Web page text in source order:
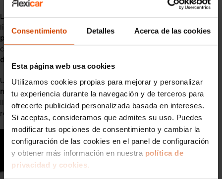
Consentimiento Detalles Acerca de las cookies
Esta página web usa cookies
Utilizamos cookies propias para mejorar y personalizar
tu experiencia durante la navegación y de terceros para
ofrecerte publicidad personalizada basada en intereses.
Si aceptas, consideramos que admites su uso. Puedes
modificar tus opciones de consentimiento y cambiar la
configuración de las cookies en el panel de configuración
y obtener más información en nuestra política de
privacidad y cookies.
La reparación del cigüeñal no es algo que deba tomarse a la
ligera ya que es un
procedimiento técnico que requiere de
profesionales cualificados
correctamente al tratarse de una de las
del motor
Un cigüeñal defectuoso puede causarserios problemas en el
motor, como un desequilibrio en el movimiento, lo que podría
llevar a fallos mecánicos más graves que lleven a una
reparación más costosa como un
cambio de motor completo